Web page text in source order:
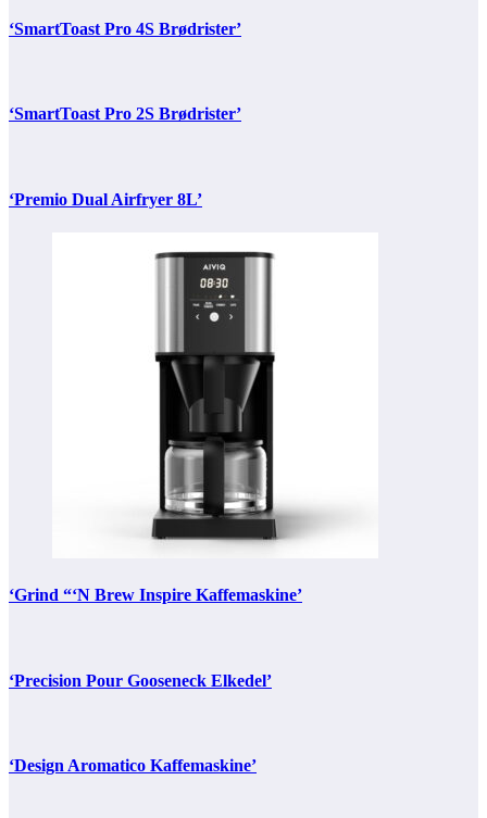
‘SmartToast Pro 4S Brødrister’
‘SmartToast Pro 2S Brødrister’
‘Premio Dual Airfryer 8L’
‘Grind “‘N Brew Inspire Kaffemaskine’
‘Precision Pour Gooseneck Elkedel’
‘Design Aromatico Kaffemaskine’